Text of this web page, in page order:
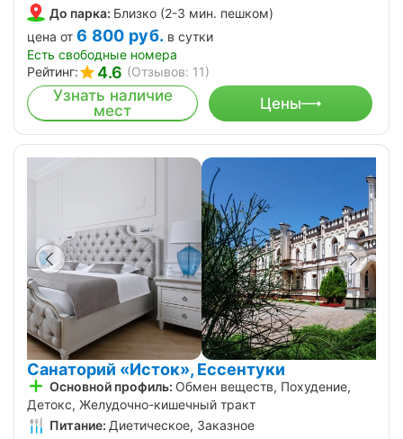
До парка: Близко (2-3 мин. пешком)
цена от 6 800 руб. в сутки
Есть свободные номера
Рейтинг:
4.6 (Отзывов: 11)
Узнать наличие
мест
Цены
Санаторий «Исток», Ессентуки
Основной профиль: Обмен веществ, Похудение,
Детокс, Желудочно-кишечный тракт
Питание: Диетическое, Заказное